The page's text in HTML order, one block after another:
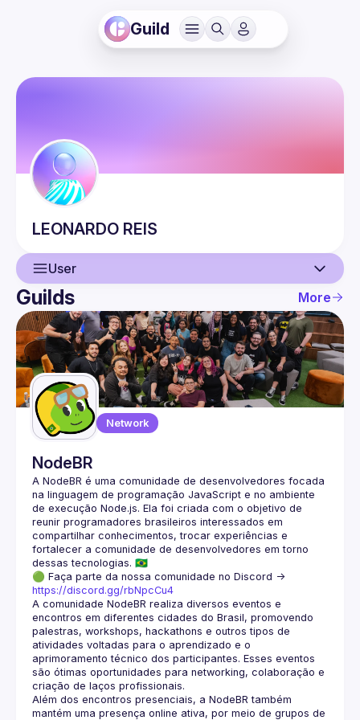
Guild
LEONARDO REIS
User
User
Guilds
Guilds More
Network
NodeBR
A NodeBR é uma comunidade de desenvolvedores focada
na linguagem de programação JavaScript e no ambiente
de execução Node.js. Ela foi criada com o objetivo de
reunir programadores brasileiros interessados em
compartilhar conhecimentos, trocar experiências e
fortalecer a comunidade de desenvolvedores em torno
🟢 Faça parte da nossa comunidade no Discord ->
https://discord.gg/rbNpcCu4
A comunidade NodeBR realiza diversos eventos e
encontros em diferentes cidades do Brasil, promovendo
palestras, workshops, hackathons e outros tipos de
atividades voltadas para o aprendizado e o
aprimoramento técnico dos participantes. Esses eventos
são ótimas oportunidades para networking, colaboração e
Além dos encontros presenciais, a NodeBR também
mantém uma presença online ativa, por meio de grupos de